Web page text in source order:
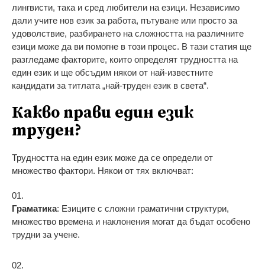
лингвисти, така и сред любители на езици. Независимо
дали учите нов език за работа, пътуване или просто за
удоволствие, разбирането на сложността на различните
езици може да ви помогне в този процес. В тази статия ще
разгледаме факторите, които определят трудността на
един език и ще обсъдим някои от най-известните
кандидати за титлата „най-труден език в света“.
Какво прави един език
труден?
Трудността на един език може да се определи от
множество фактори. Някои от тях включват:
Граматика: Езиците с сложни граматични структури,
множество времена и наклонения могат да бъдат особено
трудни за учене.